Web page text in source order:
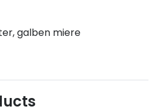
galben miere